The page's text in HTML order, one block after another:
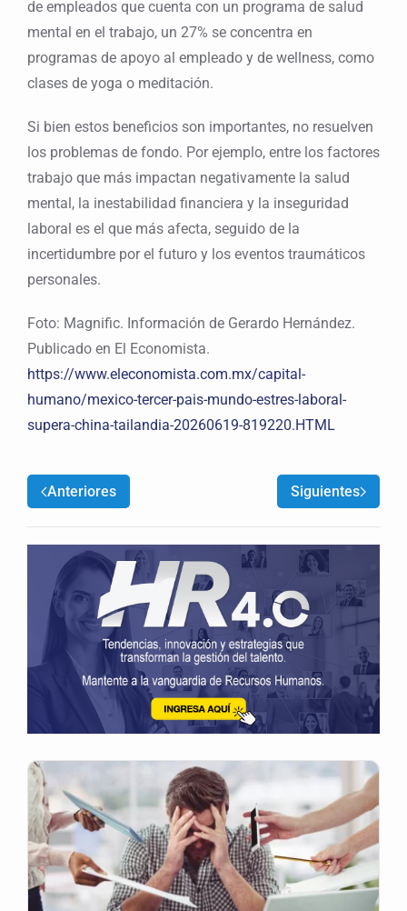
de empleados que cuenta con un programa de salud
mental en el trabajo, un 27% se concentra en
programas de apoyo al empleado y de wellness, como
clases de yoga o meditación.
Si bien estos beneficios son importantes, no resuelven
los problemas de fondo. Por ejemplo, entre los factores
trabajo que más impactan negativamente la salud
mental, la inestabilidad financiera y la inseguridad
laboral es el que más afecta, seguido de la
incertidumbre por el futuro y los eventos traumáticos
personales.
Foto: Magnific. Información de Gerardo Hernández.
Publicado en El Economista.
https://www.eleconomista.com.mx/capital-
humano/mexico-tercer-pais-mundo-estres-laboral-
supera-china-tailandia-20260619-819220.HTML
Anteriores Siguientes